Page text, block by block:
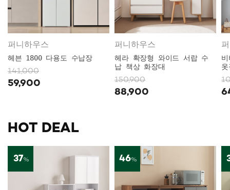
퍼니하우스
헤븐 1800 다용도 수납장
141,000
59,900
퍼니하우스
헤라 확장형 와이드 서랍 수
납 책상 화장대
150,900
88,900
HOT DEAL
37% 46%